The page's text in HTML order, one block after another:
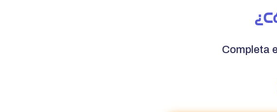
Completa